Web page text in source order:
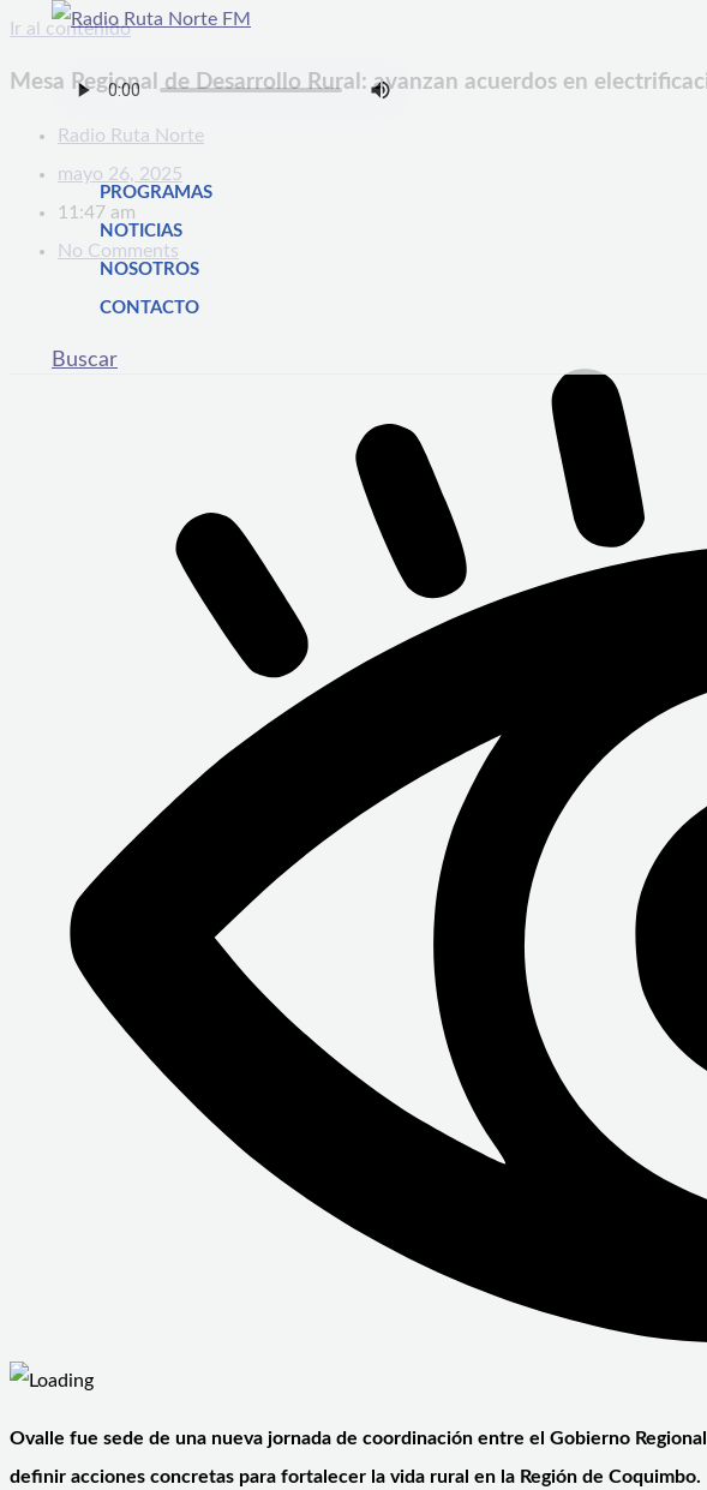
Ir al contenido
PROGRAMAS
NOTICIAS
NOSOTROS
CONTACTO
Buscar
Mesa Regional de Desarrollo Rural: avanzan acuerdos en
Radio Ruta Norte
mayo 26, 2025
11:47 am
No Comments
Ovalle fue sede de una nueva jornada de coordinación entre el Gobierno
definir acciones concretas para fortalecer la vida rural en la Región de Coquimbo.